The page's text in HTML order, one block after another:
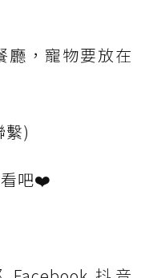
廳，寵物要放在
繫)
吧❤️